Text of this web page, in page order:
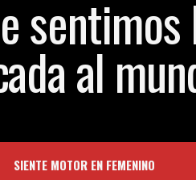
SIENTE MOTOR EN FEMENINO